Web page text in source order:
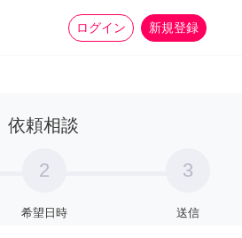
ログイン 新規登録
家事 more_horiz
依頼相談
2
希望日時
3
送信